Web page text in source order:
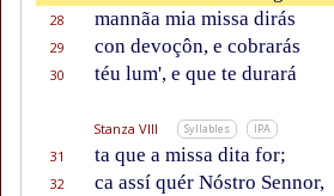
28
mannãa mia missa dirás
29
con devoçôn, e cobrarás
30
téu lum', e que te durará
Stanza VIII Syllables IPA
31 ta que a missa dita for;
32
ca assí quér Nóstro Sennor,